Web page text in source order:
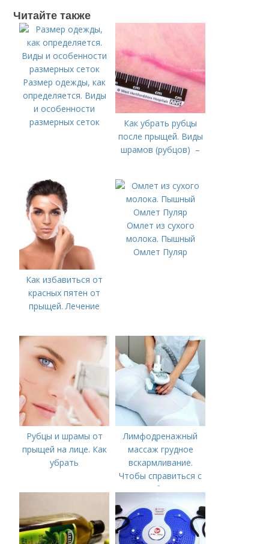
Читайте также
Размер одежды, как
определяется. Виды
и особенности
размерных сеток
Как убрать рубцы
после прыщей. Виды
шрамов (рубцов) –
Как избавиться от
красных пятен от
прыщей. Лечение
Омлет из сухого
молока. Пышный
Омлет Пуляр
Рубцы и шрамы от
прыщей на лице. Как
убрать
Лимфодренажный
массаж грудное
вскармливание.
Чтобы справиться с
нагрубанием,
необходимо
предпринять
следующие действия: